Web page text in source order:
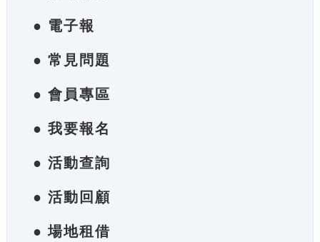
● 電子報
● 常見問題
● 會員專區
● 我要報名
● 活動查詢
● 活動回顧
● 場地租借